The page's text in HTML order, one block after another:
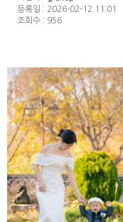
등록일 : 2026-02-12 11:01
조회수 : 956